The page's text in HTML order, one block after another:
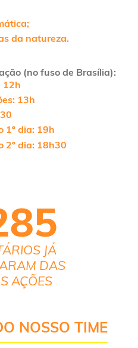
da natureza.
(no fuso de Brasília):
12h
13h
1º dia: 19h
2º dia: 18h30
JÁ
DAS
AÇÕES
NOSSO TIME